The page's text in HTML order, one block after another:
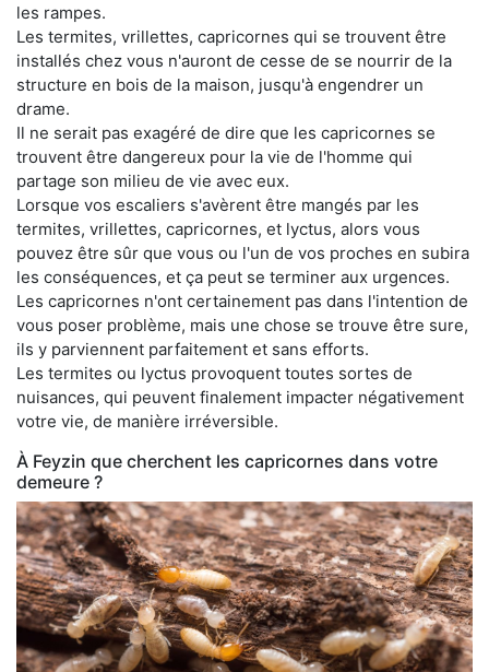
les rampes.
Les termites, vrillettes, capricornes qui se trouvent être
installés chez vous n'auront de cesse de se nourrir de la
structure en bois de la maison, jusqu'à engendrer un
drame.
Il ne serait pas exagéré de dire que les capricornes se
trouvent être dangereux pour la vie de l'homme qui
partage son milieu de vie avec eux.
Lorsque vos escaliers s'avèrent être mangés par les
termites, vrillettes, capricornes, et lyctus, alors vous
pouvez être sûr que vous ou l'un de vos proches en subira
les conséquences, et ça peut se terminer aux urgences.
Les capricornes n'ont certainement pas dans l'intention de
vous poser problème, mais une chose se trouve être sure,
ils y parviennent parfaitement et sans efforts.
Les termites ou lyctus provoquent toutes sortes de
nuisances, qui peuvent finalement impacter négativement
votre vie, de manière irréversible.
À Feyzin que cherchent les capricornes dans votre
demeure ?